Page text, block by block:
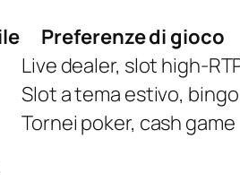
Preferenze di gioco
Live dealer, slot
Slot a tema estivo, bingo
Tornei poker, cash game